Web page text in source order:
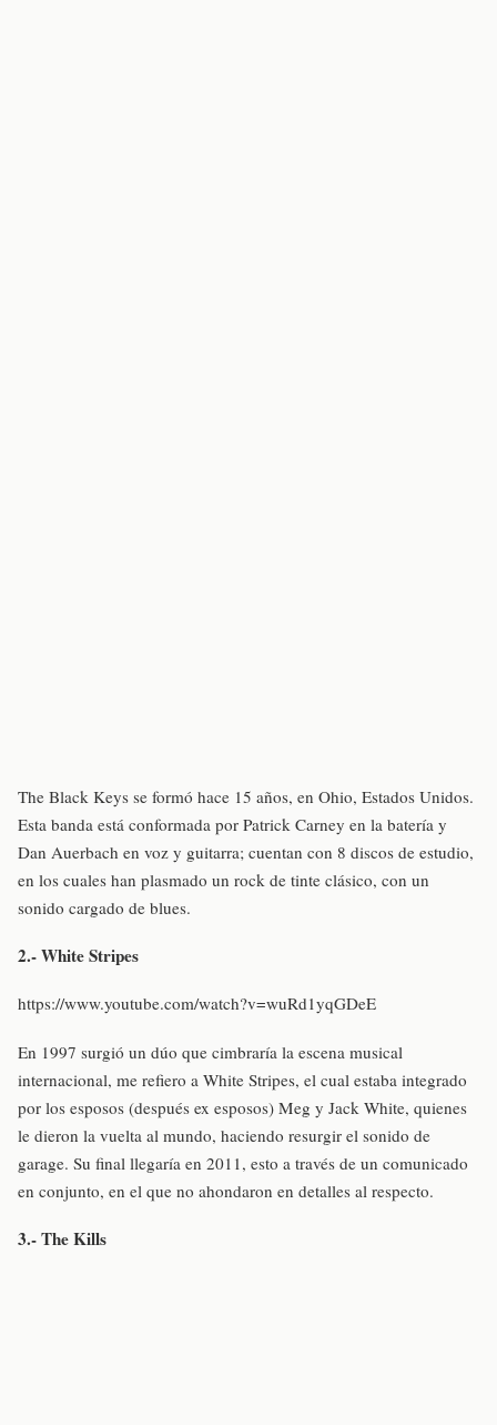
The Black Keys se formó hace 15 años, en Ohio, Estados Unidos.
Esta banda está conformada por Patrick Carney en la batería y
Dan Auerbach en voz y guitarra; cuentan con 8 discos de estudio,
en los cuales han plasmado un rock de tinte clásico, con un
sonido cargado de blues.
2.- White Stripes
https://www.youtube.com/watch?v=wuRd1yqGDeE
En 1997 surgió un dúo que cimbraría la escena musical
internacional, me refiero a White Stripes, el cual estaba integrado
por los esposos (después ex esposos) Meg y Jack White, quienes
le dieron la vuelta al mundo, haciendo resurgir el sonido de
garage. Su final llegaría en 2011, esto a través de un comunicado
en conjunto, en el que no ahondaron en detalles al respecto.
3.- The Kills